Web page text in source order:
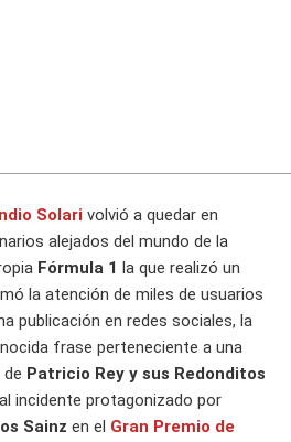
Solari volvió a quedar en
alejados del mundo de la
Fórmula 1 la que realizó un
la atención de miles de usuarios
publicación en redes sociales, la
frase perteneciente a una
Patricio Rey y sus Redonditos
incidente protagonizado por
Sainz en el Gran Premio de